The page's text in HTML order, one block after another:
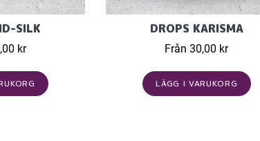
SILK
kr
DROPS KARISMA
Från 30,00 kr
LÄGG I VARUKORG